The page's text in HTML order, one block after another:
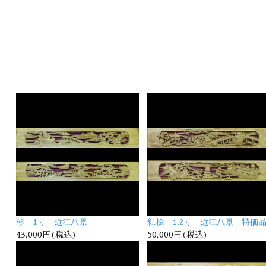
杉 1寸 近江八景
43,000円(税込)
紅桧 1.2寸 近江八景 特価品
50,000円(税込)